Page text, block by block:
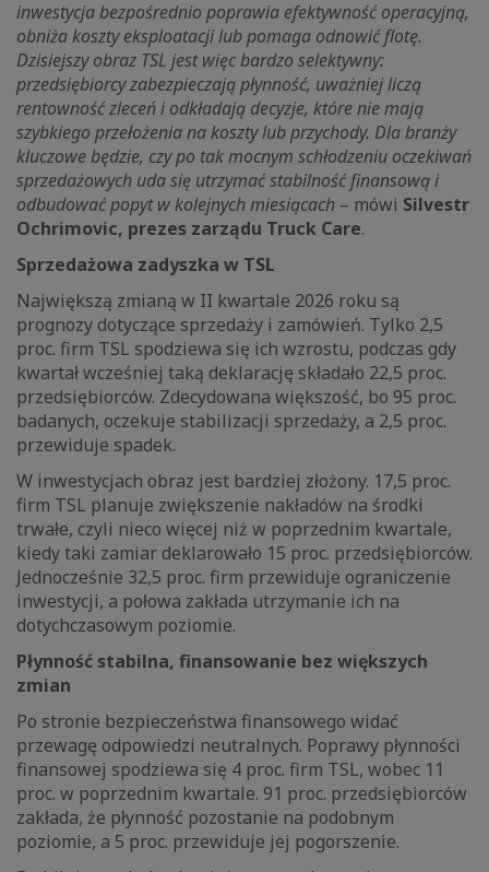
inwestycja bezpośrednio poprawia efektywność operacyjną,
obniża koszty eksploatacji lub pomaga odnowić flotę.
Dzisiejszy obraz TSL jest więc bardzo selektywny:
przedsiębiorcy zabezpieczają płynność, uważniej liczą
rentowność zleceń i odkładają decyzje, które nie mają
szybkiego przełożenia na koszty lub przychody. Dla branży
kluczowe będzie, czy po tak mocnym schłodzeniu oczekiwań
sprzedażowych uda się utrzymać stabilność finansową i
odbudować popyt w kolejnych miesiącach – mówi Silvestr
Ochrimovic, prezes zarządu Truck Care.
Sprzedażowa zadyszka w TSL
Największą zmianą w II kwartale 2026 roku są
prognozy dotyczące sprzedaży i zamówień. Tylko 2,5
proc. firm TSL spodziewa się ich wzrostu, podczas gdy
kwartał wcześniej taką deklarację składało 22,5 proc.
przedsiębiorców. Zdecydowana większość, bo 95 proc.
badanych, oczekuje stabilizacji sprzedaży, a 2,5 proc.
przewiduje spadek.
W inwestycjach obraz jest bardziej złożony. 17,5 proc.
firm TSL planuje zwiększenie nakładów na środki
trwałe, czyli nieco więcej niż w poprzednim kwartale,
kiedy taki zamiar deklarowało 15 proc. przedsiębiorców.
Jednocześnie 32,5 proc. firm przewiduje ograniczenie
inwestycji, a połowa zakłada utrzymanie ich na
dotychczasowym poziomie.
Płynność stabilna, finansowanie bez większych
zmian
Po stronie bezpieczeństwa finansowego widać
przewagę odpowiedzi neutralnych. Poprawy płynności
finansowej spodziewa się 4 proc. firm TSL, wobec 11
proc. w poprzednim kwartale. 91 proc. przedsiębiorców
zakłada, że płynność pozostanie na podobnym
poziomie, a 5 proc. przewiduje jej pogorszenie.